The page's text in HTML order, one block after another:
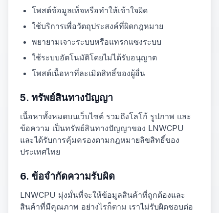
โพสต์ข้อมูลเท็จหรือทำให้เข้าใจผิด
ใช้บริการเพื่อวัตถุประสงค์ที่ผิดกฎหมาย
พยายามเจาะระบบหรือแทรกแซงระบบ
ใช้ระบบอัตโนมัติโดยไม่ได้รับอนุญาต
โพสต์เนื้อหาที่ละเมิดสิทธิ์ของผู้อื่น
5. ทรัพย์สินทางปัญญา
เนื้อหาทั้งหมดบนเว็บไซต์ รวมถึงโลโก้ รูปภาพ และ
ข้อความ เป็นทรัพย์สินทางปัญญาของ LNWCPU
และได้รับการคุ้มครองตามกฎหมายลิขสิทธิ์ของ
ประเทศไทย
6. ข้อจำกัดความรับผิด
LNWCPU มุ่งมั่นที่จะให้ข้อมูลสินค้าที่ถูกต้องและ
สินค้าที่มีคุณภาพ อย่างไรก็ตาม เราไม่รับผิดชอบต่อ